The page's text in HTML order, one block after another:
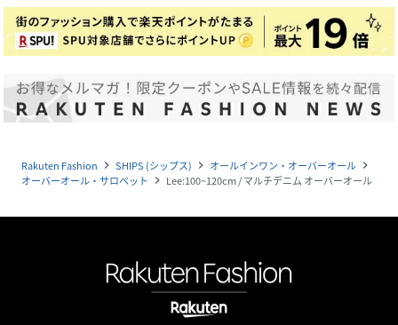
Rakuten Fashion navigate_next SHIPS (シップス) navigate_next オールインワン・オーバーオール navigate_next
オーバーオール・サロペット navigate_next Lee:100~120cm / マルチデニム オーバーオール